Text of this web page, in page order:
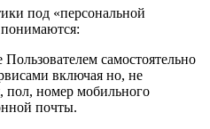
под «персональной
самостоятельно
включая но, не
пол, номер мобильного
почты.